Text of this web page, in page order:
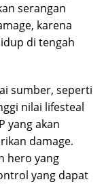
serangan
karena
di tengah
sumber, seperti
nilai lifesteal
yang akan
damage.
hero yang
yang dapat